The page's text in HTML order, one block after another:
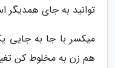
توانید به جای همدیگر
میکسر با جا به جایی
هم زن به مخلوط کن